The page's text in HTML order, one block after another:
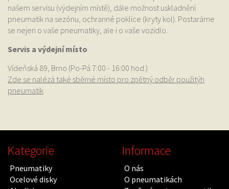
našem servisu (výdejním místě), dále možnost uskladnění
pneumatik na sezónu, ochranné poklice (kryty kol). Postaráme
se nejen o vaše pneumatiky, ale i o vaše vozidlo.
Servis a výdejní místo
Vídeňská 89, Brno (Po-Pá 7:00 - 16:00 hod.)
Zde se nalézá také sběrné místo pro zpětný odběr použitýh
pneumatik
Kategorie
Pneumatiky
Ocelové disky
Informace
O nás
O pneumatikách